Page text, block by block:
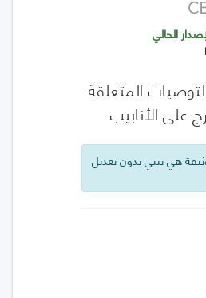
الحالي
المتعلقة
على الأنابيب
هي تبني بدون تعديل